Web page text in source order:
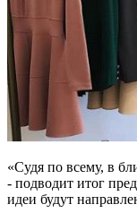
«Судя по всему, в
- подводит итог
идеи будут